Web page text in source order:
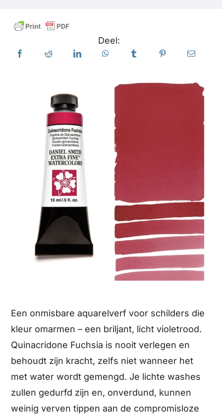
Producten
Evenementen
Vind een winkel
Neem contact met ons op
Abonneren
Deel:
Een onmisbare aquarelverf voor schilders die
kleur omarmen – een briljant, licht violetrood.
Quinacridone Fuchsia is nooit verlegen en
behoudt zijn kracht, zelfs niet wanneer het
met water wordt gemengd. Je lichte washes
zullen gedurfd zijn en, onverdund, kunnen
weinig verven tippen aan de compromisloze